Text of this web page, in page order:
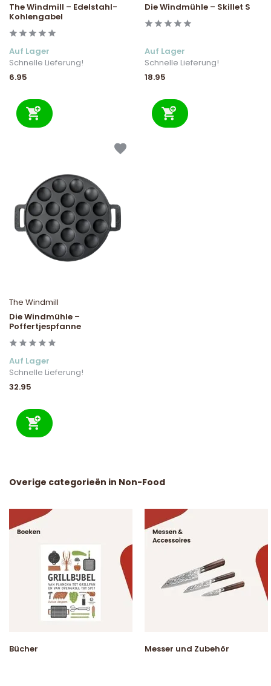
The Windmill – Edelstahl-
Kohlengabel
Auf Lager
Schnelle Lieferung!
6.95
Die Windmühle – Skillet S
Auf Lager
Schnelle Lieferung!
18.95
The Windmill
Die Windmühle –
Poffertjespfanne
Auf Lager
Schnelle Lieferung!
32.95
Overige categorieën in Non-Food
Bücher Messer und Zubehör